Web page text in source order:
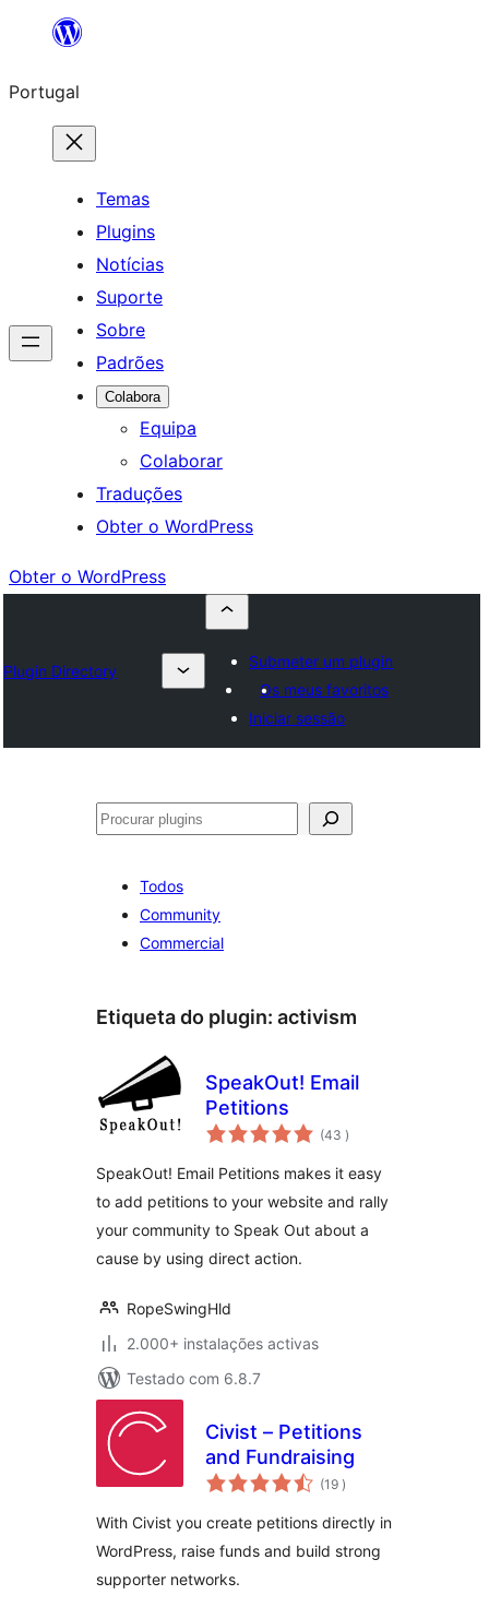
Saltar
o
conteúdo
Portugal
Temas
Plugins
Notícias
Suporte
Sobre
Padrões
Colabora
Equipa
Colaborar
Traduções
Obter o WordPress
Obter o WordPress
Plugin Directory
Submeter um plugin
Os meus favoritos
Iniciar sessão
Pesquisar
Todos
Community
Commercial
Etiqueta do plugin: activism
SpeakOut! Email
Petitions
(43 classificações
)
SpeakOut! Email Petitions makes it easy
to add petitions to your website and rally
your community to Speak Out about a
cause by using direct action.
RopeSwingHld
2.000+ instalações activas
Testado com 6.8.7
Civist – Petitions
and Fundraising
(19 classificações
)
With Civist you create petitions directly in
WordPress, raise funds and build strong
supporter networks.